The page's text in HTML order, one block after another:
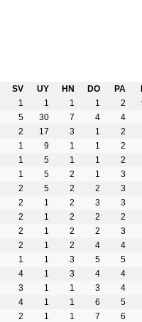
SV UY HN DO PA
1 1 1 1 2
5 30 7 4 4
2 17 3 1 2
1 9 1 1 2
1 5 1 1 2
1 5 2 1 3
2 5 2 2 3
2 1 2 3 3
2 1 2 2 2
2 1 2 2 3
2 1 2 4 4
1 1 3 5 5
4 1 3 4 4
3 1 1 3 4
4 1 1 6 5
2 1 1 7 6